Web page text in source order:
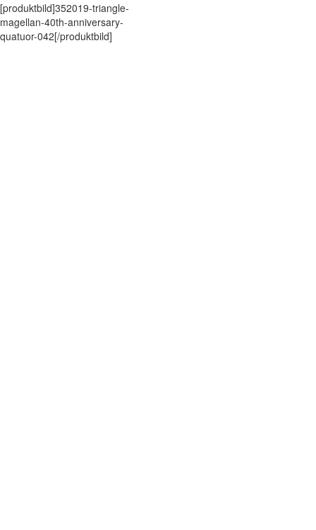
[produktbild]352019-triangle-
magellan-40th-anniversary-
quatuor-042[/produktbild]